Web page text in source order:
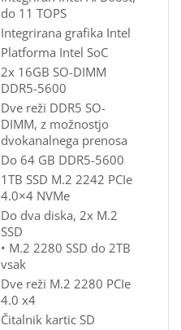
do 11 TOPS
Integrirana grafika Intel
Platforma Intel SoC
2x 16GB SO-DIMM
DDR5-5600
Dve reži DDR5 SO-
DIMM, z možnostjo
dvokanalnega prenosa
Do 64 GB DDR5-5600
1TB SSD M.2 2242 PCIe
4.0×4 NVMe
Do dva diska, 2x M.2
SSD
• M.2 2280 SSD do 2TB
vsak
Dve reži M.2 2280 PCIe
4.0 x4
Čitalnik kartic SD